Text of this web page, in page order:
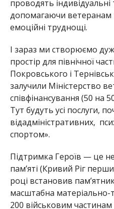
проводять індивідуальні
допомагаючи ветеранам
емоційні труднощі.
І зараз ми створюємо
простір для північної
Покровського і
залучили Міністерство
співфінансування (50 на
Тут будуть усі послуги,
відадміністративних,
спортом».
Підтримка Героїв — це
пам’яті (Кривий Ріг
році встановив
масштабна матеріально-
200 військовим